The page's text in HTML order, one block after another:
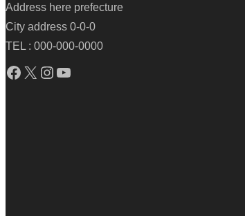
Address here prefecture
City address 0-0-0
TEL : 000-000-0000
Facebook X Instagram YouTube